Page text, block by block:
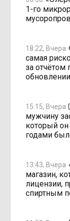
1-го
18:22, Вчера
самая
за отчётом
15:15, Вчера
мужчину
который он
годами
13:43, Вчера
магазин,
лицензии,
спиртным